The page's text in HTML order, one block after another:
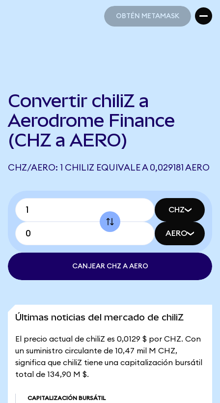
OBTÉN METAMASK
Convertir chiliZ a
Aerodrome Finance
(CHZ a AERO)
CHZ/AERO: 1 CHILIZ EQUIVALE A 0,029181 AERO
CHZ
AERO
CANJEAR CHZ A AERO
Últimas noticias del mercado de chiliZ
El precio actual de chiliZ es 0,0129 $ por CHZ. Con
un suministro circulante de 10,47 mil M CHZ,
significa que chiliZ tiene una capitalización bursátil
total de 134,90 M $.
CAPITALIZACIÓN BURSÁTIL